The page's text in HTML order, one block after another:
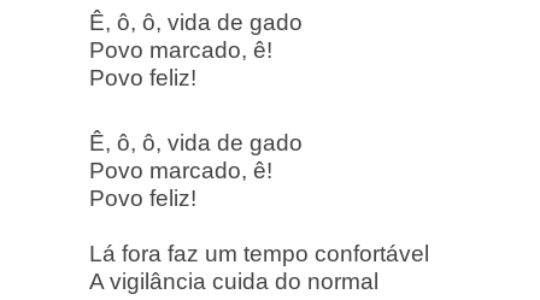
Ê, ô, ô, vida de gado
Povo marcado, ê!
Povo feliz!
Ê, ô, ô, vida de gado
Povo marcado, ê!
Povo feliz!
Lá fora faz um tempo confortável
A vigilância cuida do normal